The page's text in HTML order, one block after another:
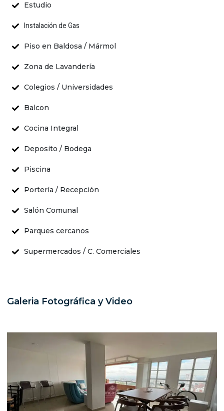
Estudio
Instalación de Gas
Piso en Baldosa / Mármol
Zona de Lavandería
Colegios / Universidades
Balcon
Cocina Integral
Deposito / Bodega
Piscina
Portería / Recepción
Salón Comunal
Parques cercanos
Supermercados / C. Comerciales
Galeria Fotográfica y Video